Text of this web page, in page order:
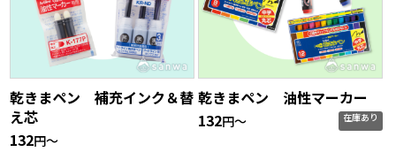
乾きまペン 補充インク＆替
え芯
132円〜
乾きまペン 油性マーカー
132円〜 在庫あり